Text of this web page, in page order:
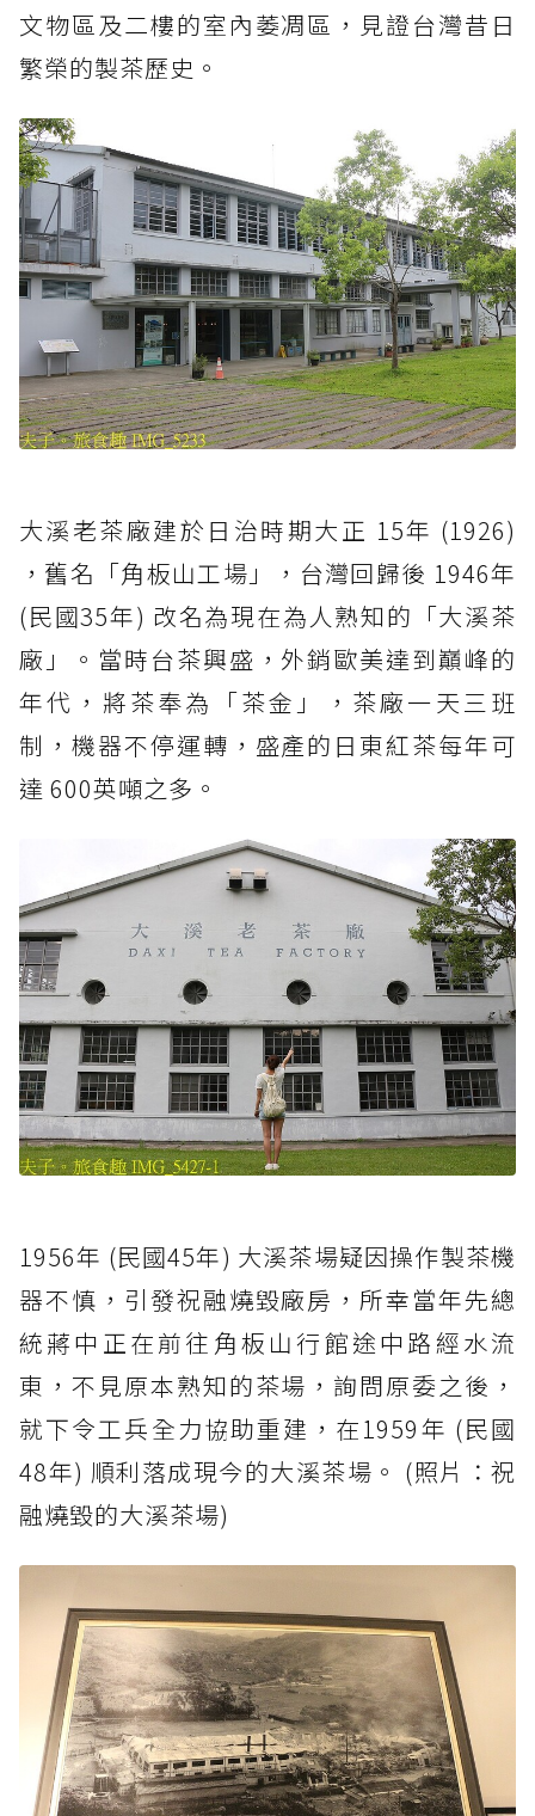
文物區及二樓的室內萎凋區，見證台灣昔日
繁榮的製茶歷史。
大溪老茶廠建於日治時期大正 15年 (1926)
，舊名「角板山工場」，台灣回歸後 1946年
(民國35年) 改名為現在為人熟知的「大溪茶
廠」。當時台茶興盛，外銷歐美達到巔峰的
年代，將茶奉為「茶金」，茶廠一天三班
制，機器不停運轉，盛產的日東紅茶每年可
達 600英噸之多。
1956年 (民國45年) 大溪茶場疑因操作製茶機
器不慎，引發祝融燒毀廠房，所幸當年先總
統蔣中正在前往角板山行館途中路經水流
東，不見原本熟知的茶場，詢問原委之後，
就下令工兵全力協助重建，在1959年 (民國
48年) 順利落成現今的大溪茶場。 (照片：祝
融燒毀的大溪茶場)